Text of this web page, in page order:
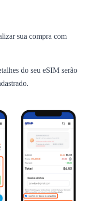
sua compra com
do seu eSIM serão